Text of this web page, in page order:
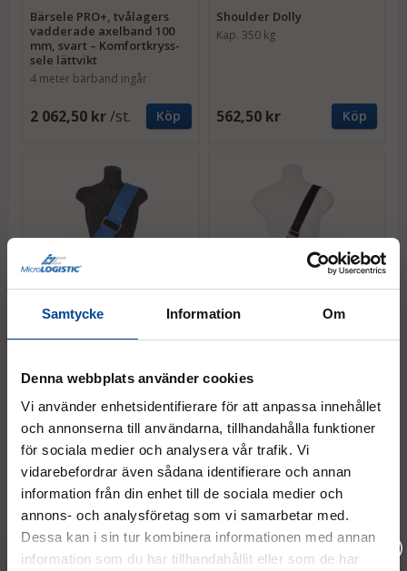
Samtycke Information Om
Denna webbplats använder cookies
Vi använder enhetsidentifierare för att anpassa innehållet
och annonserna till användarna, tillhandahålla funktioner
för sociala medier och analysera vår trafik. Vi
vidarebefordrar även sådana identifierare och annan
information från din enhet till de sociala medier och
annons- och analysföretag som vi samarbetar med.
Dessa kan i sin tur kombinera informationen med annan
information som du har tillhandahållit eller som de har
Bärsele PRO+, tvålagers
vadderade axelband 100
mm, svart – Komfortkryss-
sele lättvikt
4 meter bärband ingår
2 062,50 kr/st. Köp
Shoulder Dolly
Kap. 350 kg
562,50 kr Köp
843,75 kr/st. Köp 312,50 kr